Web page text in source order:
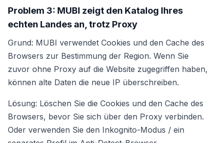
Problem 3: MUBI zeigt den Katalog Ihres
echten Landes an, trotz Proxy
Grund: MUBI verwendet Cookies und den Cache des
Browsers zur Bestimmung der Region. Wenn Sie
zuvor ohne Proxy auf die Website zugegriffen haben,
können alte Daten die neue IP überschreiben.
Lösung: Löschen Sie die Cookies und den Cache des
Browsers, bevor Sie sich über den Proxy verbinden.
Oder verwenden Sie den Inkognito-Modus / ein